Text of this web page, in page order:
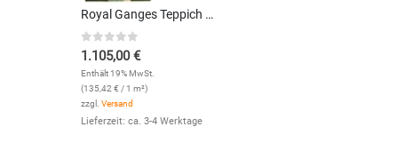
Royal Ganges Teppich (Grün; 240 x 340 cm)
0 out of 5
1.105,00€
Enthält 19% MwSt.
(135,42€ / 1 m²)
zzgl. Versand
Lieferzeit: ca. 3-4 Werktage